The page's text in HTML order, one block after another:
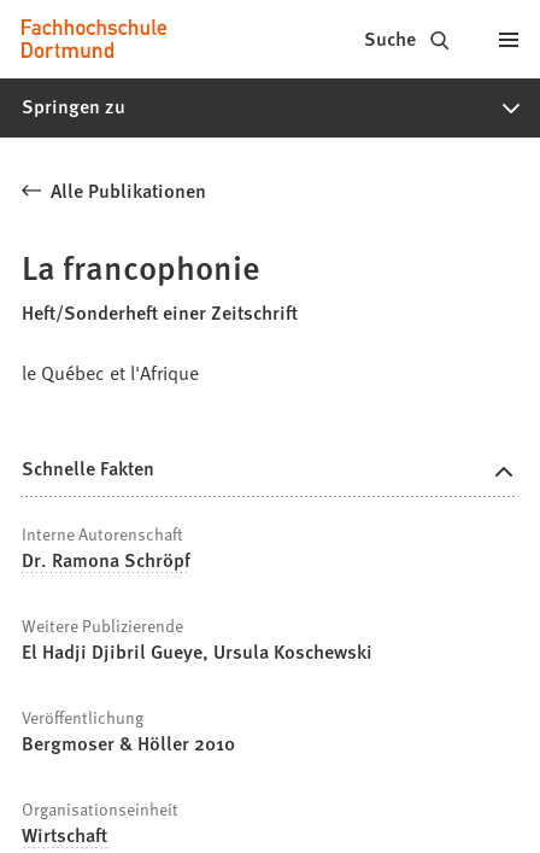
Inhalt anspringen
Fachhochschule
Dortmund
-
Studiengänge,
Bewerbung
Suche
Springen zu
Alle Publikationen
La francophonie
Heft/Sonderheft einer Zeitschrift
le Québec et l'Afrique
Schnelle Fakten
Interne Autorenschaft
Dr. Ramona Schröpf
Weitere Publizierende
El Hadji Djibril Gueye, Ursula Koschewski
Veröffentlichung
Bergmoser & Höller 2010
Organisationseinheit
Wirtschaft